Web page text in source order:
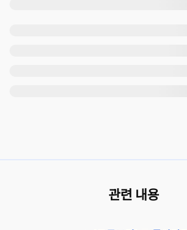
관련 내용